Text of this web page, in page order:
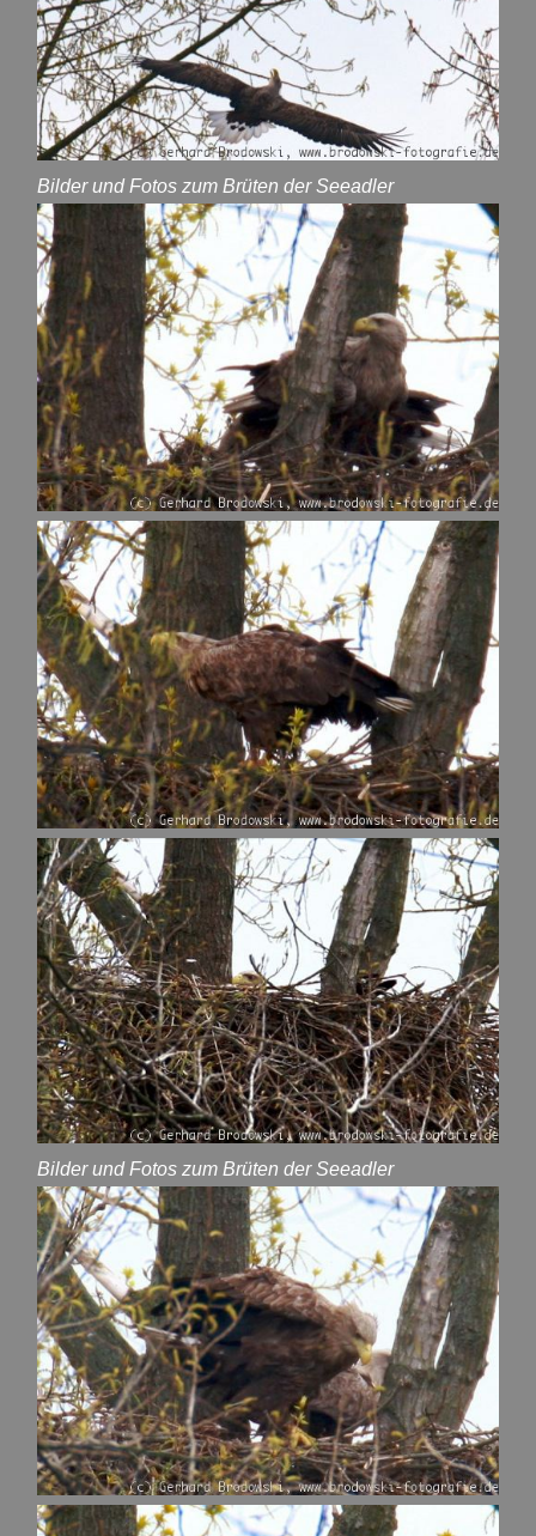
Bilder und Fotos zum Brüten der Seeadler
Bilder und Fotos zum Brüten der Seeadler